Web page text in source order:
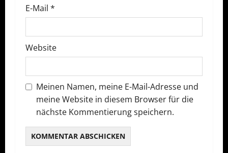
E-Mail *
Website
Meinen Namen, meine E-Mail-Adresse und
meine Website in diesem Browser für die
nächste Kommentierung speichern.